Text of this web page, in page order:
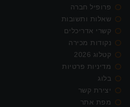
פרופיל חברה
שאלות ותשובות
קשרי אדריכלים
נקודות מכירה
קטלוג 2026
מדיניות פרטיות
בלוג
יצירת קשר
מפת אתר